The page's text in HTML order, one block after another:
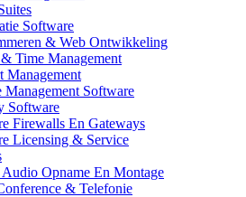
Software
& Web Ontwikkeling
Time Management
Management
Management Software
Software
Firewalls En Gateways
Licensing & Service
Opname En Montage
& Telefonie